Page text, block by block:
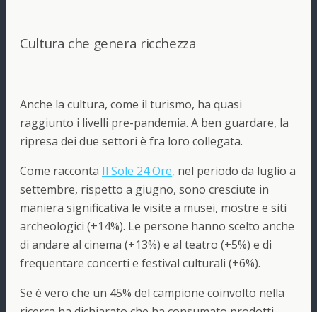
Cultura che genera ricchezza
Anche la cultura, come il turismo, ha quasi
raggiunto i livelli pre-pandemia. A ben guardare, la
ripresa dei due settori è fra loro collegata.
Come racconta Il Sole 24 Ore, nel periodo da luglio a
settembre, rispetto a giugno, sono cresciute in
maniera significativa le visite a musei, mostre e siti
archeologici (+14%). Le persone hanno scelto anche
di andare al cinema (+13%) e al teatro (+5%) e di
frequentare concerti e festival culturali (+6%).
Se è vero che un 45% del campione coinvolto nella